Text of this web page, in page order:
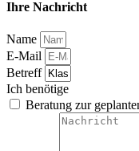
Ihre Nachricht
Name
E-Mail
Betreff
Ich benötige
Beratung zur